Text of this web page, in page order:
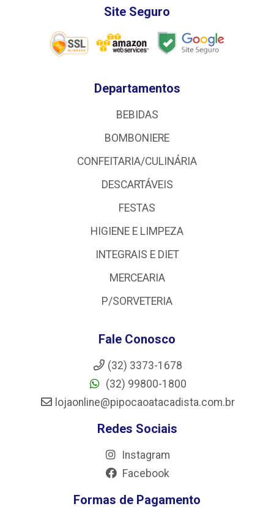
Site Seguro
Departamentos
BEBIDAS
BOMBONIERE
CONFEITARIA/CULINÁRIA
DESCARTÁVEIS
FESTAS
HIGIENE E LIMPEZA
INTEGRAIS E DIET
MERCEARIA
P/SORVETERIA
Fale Conosco
(32) 3373-1678
(32) 99800-1800
lojaonline@pipocaoatacadista.com.br
Redes Sociais
Instagram
Facebook
Formas de Pagamento